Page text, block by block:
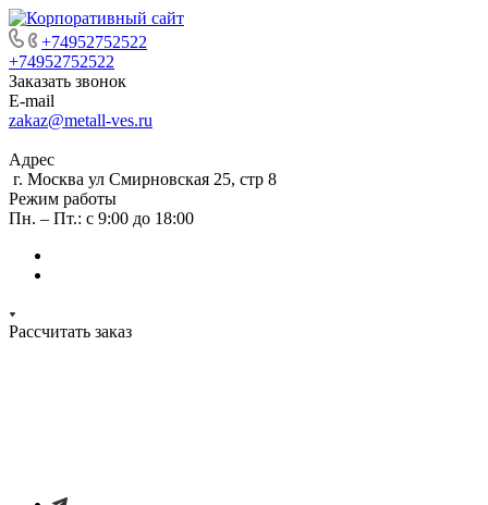
+74952752522
+74952752522
Заказать звонок
E-mail
zakaz@metall-ves.ru
Адрес
г. Москва ул Смирновская 25, стр 8
Режим работы
Пн. – Пт.: с 9:00 до 18:00
Рассчитать заказ